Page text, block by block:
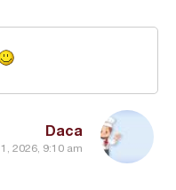
Daca
2026, 9:10 am